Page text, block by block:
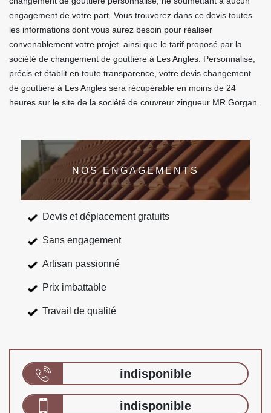
engagement de votre part. Vous trouverez dans ce devis toutes
les informations dont vous aurez besoin pour réaliser
convenablement votre projet, ainsi que le tarif proposé par la
société de changement de gouttière à Les Angles. Personnalisé,
précis et établit en toute transparence, votre devis changement
de gouttière à Les Angles sera récupérable en moins de 24
heures sur le site de la société de couvreur zingueur MR Gorgan .
NOS ENGAGEMENTS
Devis et déplacement gratuits
Sans engagement
Artisan passionné
Prix imbattable
Travail de qualité
indisponible
indisponible